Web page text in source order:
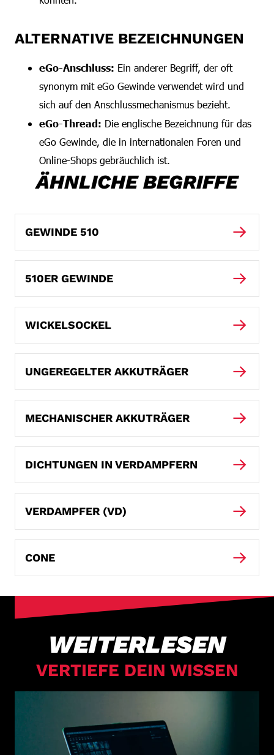
ALTERNATIVE BEZEICHNUNGEN
eGo-Anschluss: Ein anderer Begriff, der oft
synonym mit eGo Gewinde verwendet wird und
sich auf den Anschlussmechanismus bezieht.
eGo-Thread: Die englische Bezeichnung für das
eGo Gewinde, die in internationalen Foren und
Online-Shops gebräuchlich ist.
ÄHNLICHE BEGRIFFE
GEWINDE 510
510ER GEWINDE
WICKELSOCKEL
UNGEREGELTER AKKUTRÄGER
MECHANISCHER AKKUTRÄGER
DICHTUNGEN IN VERDAMPFERN
VERDAMPFER (VD)
CONE
WEITERLESEN
VERTIEFE DEIN WISSEN